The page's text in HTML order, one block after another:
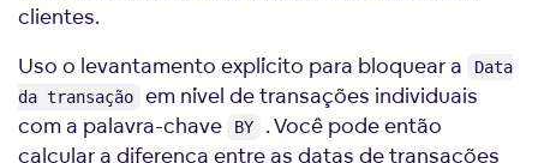
clientes.
Uso o levantamento explícito para bloquear a
Data
da transação
em nível de transações individuais
com a palavra-chave
BY
. Você pode então
calcular a diferença entre as datas de transações